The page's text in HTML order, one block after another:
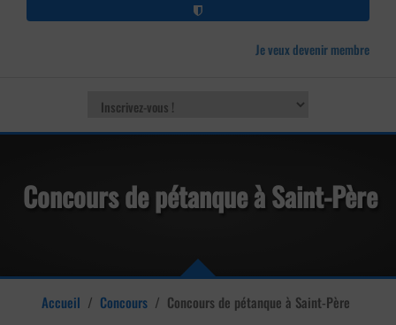
Je veux devenir membre
Concours de pétanque à Saint-Père
Accueil / Concours / Concours de pétanque à Saint-Père